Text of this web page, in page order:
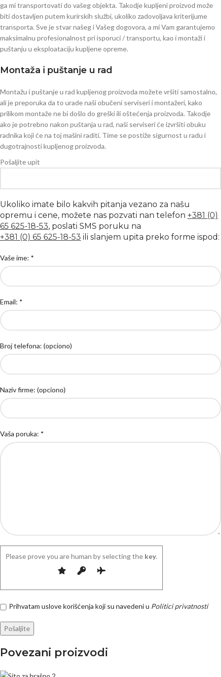
ga mi transportovati do vašeg objekta. Takodje kupljeni proizvod može
biti dostavljen putem kurirskih službi, ukoliko zadovoljava kriterijume
transporta. Sve je stvar našeg i Vašeg dogovora, a mi Vam garantujemo
maksimalnu profesionalnost pri isporuci / transportu, kao i montaži i
puštanju u eksploataciju kupljene opreme.
Montaža i puštanje u rad
Montažu i puštanje u rad kupljenog proizvoda možete vršiti samostalno,
ali je preporuka da to urade naši obučeni serviseri i montažeri, kako
prilikom montaže ne bi došlo do greški ili oštećenja proizvoda. Takodje
ako je potrebno nakon puštanja u rad, naši serviseri će izvršiti obuku
radnika koji će na toj mašini raditi. Time se postiže sigurnost u radu i
dugotrajnosti kupljenog proizvoda.
Pošaljite upit
Ukoliko imate bilo kakvih pitanja vezano za našu
opremu i cene, možete nas pozvati nan telefon +381 (0)
65 625-18-53, poslati SMS poruku na
+381 (0) 65 625-18-53 ili slanjem upita preko forme ispod:
Vaše ime: *
Email: *
Broj telefona: (opciono)
Naziv firme: (opciono)
Vaša poruka: *
Please prove you are human by selecting the key.
Prihvatam uslove korišćenja koji su navedeni u Politici privatnosti
Povezani proizvodi